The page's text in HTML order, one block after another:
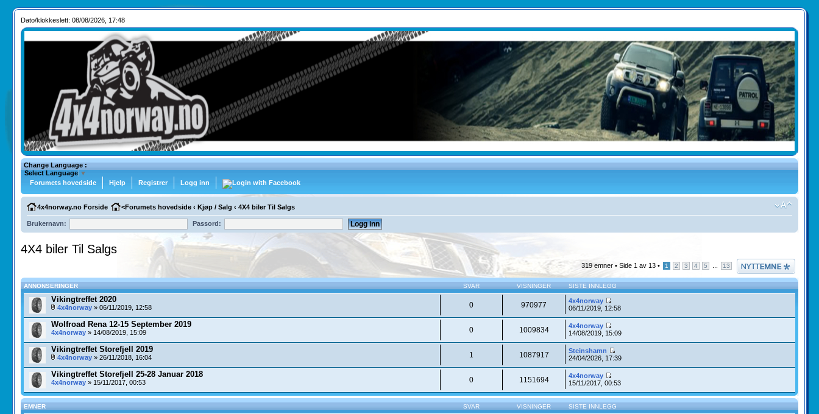
Dato/klokkeslett: 08/08/2026, 17:48
Change Language :
Select Language ▼
Forumets hovedside
Hjelp Registrer Logg inn
4x4norway.no Forside <Forumets hovedside ‹ Kjøp / Salg ‹ 4X4 biler Til Salgs
Brukernavn: Passord:
4X4 biler Til Salgs
Legg inn et nytt
emne
319 emner •Side 1 av 13 • 1 2 3 4 5 13
ANNONSERINGER SVAR VISNINGER SISTE INNLEGG
Vikingtreffet 2020
4x4norway» 06/11/2019, 12:58 0 970977
4x4norway
06/11/2019, 12:58
Wolfroad Rena 12-15 September 2019
4x4norway» 14/08/2019, 15:09 0 1009834
4x4norway
14/08/2019, 15:09
Vikingtreffet Storefjell 2019
4x4norway» 26/11/2018, 16:04 1 1087917
Steinshamn
24/04/2026, 17:39
Vikingtreffet Storefjell 25-28 Januar 2018
4x4norway» 15/11/2017, 00:53 0 1151694
4x4norway
15/11/2017, 00:53
EMNER SVAR VISNINGER SISTE INNLEGG